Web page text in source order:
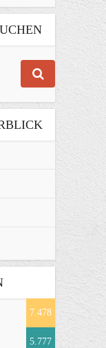
7.478
5.777